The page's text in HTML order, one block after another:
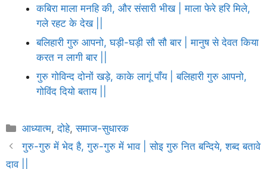
कबिरा माला मनहि की, और संसारी भीख | माला फेरे हरि मिले,
गले रहट के देख ||
बलिहारी गुरु आपनो, घड़ी-घड़ी सौ सौ बार | मानुष से देवत किया
करत न लागी बार ||
गुरु गोविन्द दोनों खड़े, काके लागूं पाँय | बलिहारी गुरु आपनो,
गोविंद दियो बताय ||
Categories
आध्यात्म,दोहे,समाज-सुधारक
गुरु-गुरु में भेद है, गुरु-गुरु में भाव | सोइ गुरु नित बन्दिये, शब्द बतावे
दाव ||